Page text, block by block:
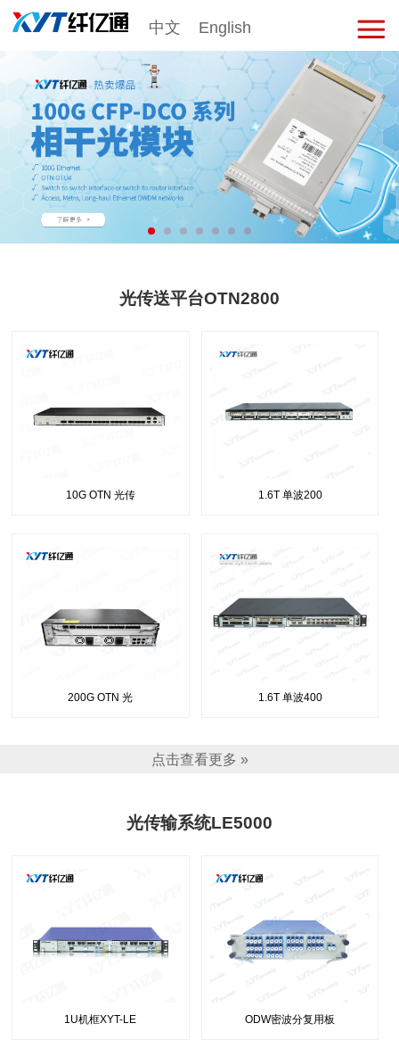
中文 English
击
展
开
菜
单
光传送平台OTN2800
10G OTN 光传 1.6T 单波200
200G OTN 光 1.6T 单波400
点击查看更多 »
光传输系统LE5000
1U机框XYT-LE ODW密波分复用板